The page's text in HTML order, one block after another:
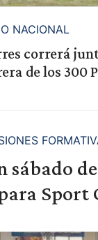
NACIONAL
correrá
de los 300
sábado
Sport